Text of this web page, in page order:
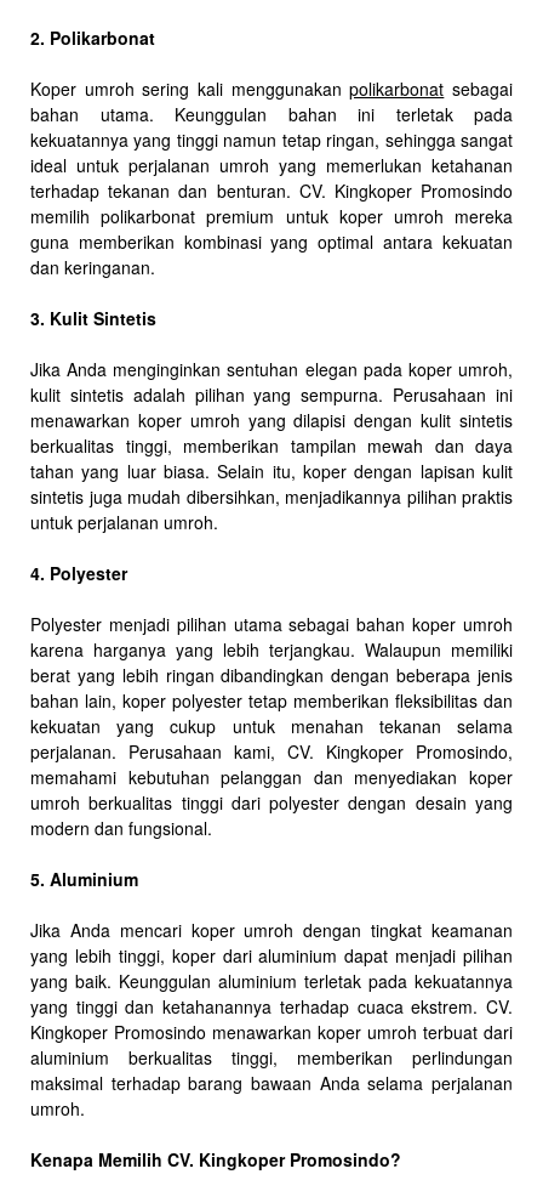
2. Polikarbonat
Koper umroh sering kali menggunakanpolikarbonat sebagai
bahan utama. Keunggulan bahan ini terletak pada
kekuatannya yang tinggi namun tetap ringan, sehingga sangat
ideal untuk perjalanan umroh yang memerlukan ketahanan
terhadap tekanan dan benturan. CV. Kingkoper Promosindo
memilih polikarbonat premium untuk koper umroh mereka
guna memberikan kombinasi yang optimal antara kekuatan
dan keringanan.
3. Kulit Sintetis
Jika Anda menginginkan sentuhan elegan pada koper umroh,
kulit sintetis adalah pilihan yang sempurna. Perusahaan ini
menawarkan koper umroh yang dilapisi dengan kulit sintetis
berkualitas tinggi, memberikan tampilan mewah dan daya
tahan yang luar biasa. Selain itu, koper dengan lapisan kulit
sintetis juga mudah dibersihkan, menjadikannya pilihan praktis
untuk perjalanan umroh.
4. Polyester
Polyester menjadi pilihan utama sebagai bahan koper umroh
karena harganya yang lebih terjangkau. Walaupun memiliki
berat yang lebih ringan dibandingkan dengan beberapa jenis
bahan lain, koper polyester tetap memberikan fleksibilitas dan
kekuatan yang cukup untuk menahan tekanan selama
perjalanan. Perusahaan kami, CV. Kingkoper Promosindo,
memahami kebutuhan pelanggan dan menyediakan koper
umroh berkualitas tinggi dari polyester dengan desain yang
modern dan fungsional.
5. Aluminium
Jika Anda mencari koper umroh dengan tingkat keamanan
yang lebih tinggi, koper dari aluminium dapat menjadi pilihan
yang baik. Keunggulan aluminium terletak pada kekuatannya
yang tinggi dan ketahanannya terhadap cuaca ekstrem. CV.
Kingkoper Promosindo menawarkan koper umroh terbuat dari
aluminium berkualitas tinggi, memberikan perlindungan
maksimal terhadap barang bawaan Anda selama perjalanan
umroh.
Kenapa Memilih CV. Kingkoper Promosindo?